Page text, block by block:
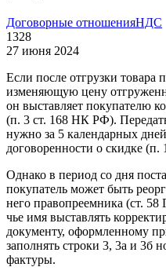
Договорные отношенияНДС
1328
27 июня 2024
Если после отгрузки товара
изменяющую цену
он выставляет покупателю
(п. 3 ст. 168 НК РФ).
нужно за 5 календарных
договоренности о скидке
Однако в период со дня
покупатель может быть
него правопреемника (ст.
чье имя выставлять
документу, оформленному
заполнять строки 3, 3а и 3б
фактуры.